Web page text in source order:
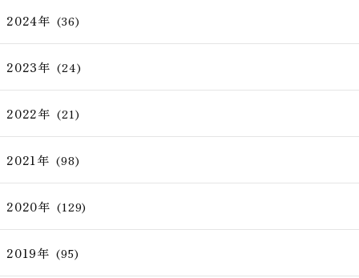
2024年 (36)
2023年 (24)
2022年 (21)
2021年 (98)
2020年 (129)
2019年 (95)